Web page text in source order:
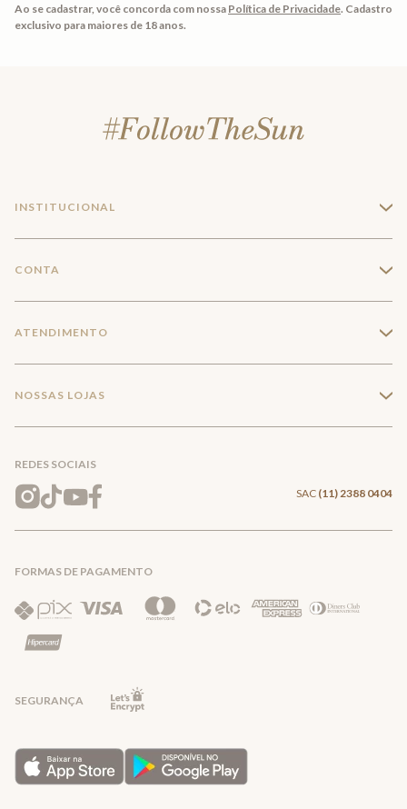
Ao se cadastrar, você concorda com nossa Política de Privacidade. Cadastro
exclusivo para maiores de 18 anos.
INSTITUCIONAL +
Trabalhe conosco
Mapa do Site
CONTA +
Meus pedidos
Wishlist
ATENDIMENTO +
Entrega e Frete
Trocas e Devoluções
Política de Privacidade
NOSSAS LOJAS +
REDES SOCIAIS
SAC (11) 2388 0404
FORMAS DE PAGAMENTO
SEGURANÇA